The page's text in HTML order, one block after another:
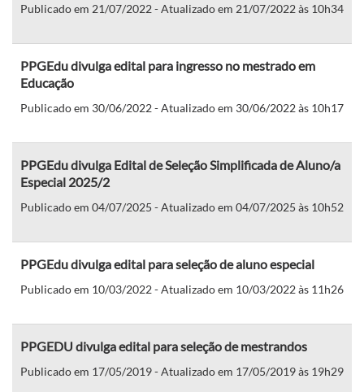
Publicado em 21/07/2022 - Atualizado em 21/07/2022 às 10h34
PPGEdu divulga edital para ingresso no mestrado em
Educação
Publicado em 30/06/2022 - Atualizado em 30/06/2022 às 10h17
PPGEdu divulga Edital de Seleção Simplificada de Aluno/a
Especial 2025/2
Publicado em 04/07/2025 - Atualizado em 04/07/2025 às 10h52
PPGEdu divulga edital para seleção de aluno especial
Publicado em 10/03/2022 - Atualizado em 10/03/2022 às 11h26
PPGEDU divulga edital para seleção de mestrandos
Publicado em 17/05/2019 - Atualizado em 17/05/2019 às 19h29